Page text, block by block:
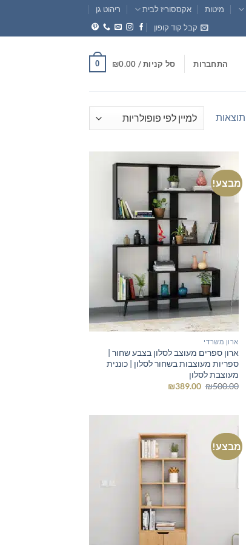
מיטות אקססוריז לבית
ריהוט גן
קבל קוד קופון
התחברות סל קניות / ₪0.00
0
ממוין
לפי
מבצע!
ארון משרדי
ארון ספרים מעוצב לסלון בצבע שחור |
ספריות מעוצבות בשחור לסלון | כוננית
מעוצבת לסלון
₪500.00
המחיר ₪389.00
מבצע!